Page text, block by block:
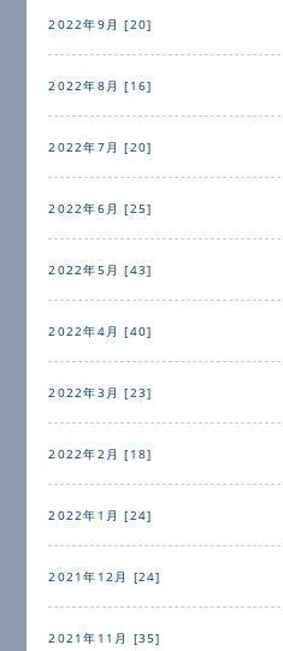
2022年9月 [20]
2022年8月 [16]
2022年7月 [20]
2022年6月 [25]
2022年5月 [43]
2022年4月 [40]
2022年3月 [23]
2022年2月 [18]
2022年1月 [24]
2021年12月 [24]
2021年11月 [35]